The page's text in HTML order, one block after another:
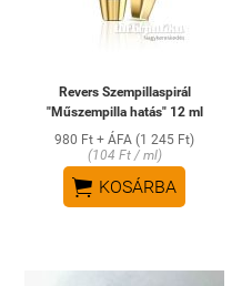
Revers Szempillaspirál
"Műszempilla hatás" 12 ml
980 Ft + ÁFA (1 245 Ft)
(104 Ft / ml)
 KOSÁRBA